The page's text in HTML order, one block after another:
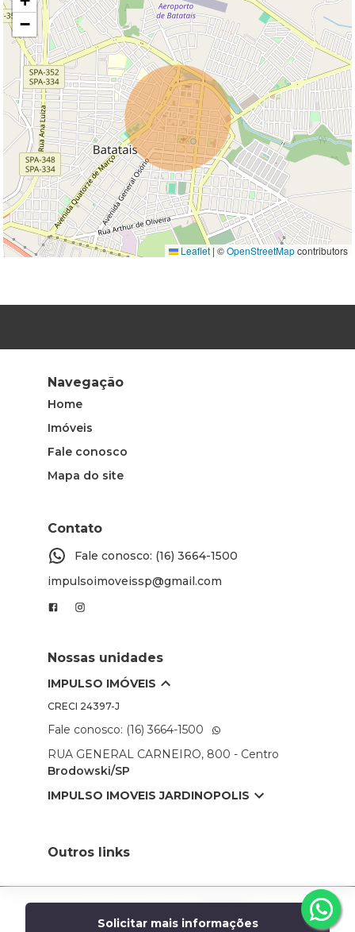
−
Leaflet | ©OpenStreetMapcontributors
Solicitar mais informações
Navegação
Home
Imóveis
Fale conosco
Mapa do site
Contato
Fale conosco: (16) 3664-1500
impulsoimoveissp@gmail.com
Nossas unidades
IMPULSO IMÓVEIS
CRECI 24397-J
Fale conosco: (16) 3664-1500
RUA GENERAL CARNEIRO, 800 - Centro
Brodowski/SP
IMPULSO IMOVEIS JARDINOPOLIS
Outros links
Desenvolvido por